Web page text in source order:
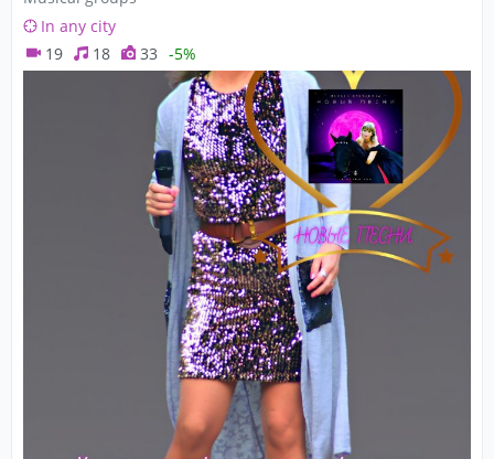
In any city
19
18 33 -5%